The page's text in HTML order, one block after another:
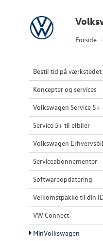
Forside
Volkswagen
Bestil tid på værkstedet
Koncepter og services
Volkswagen Service 5+
Service 5+ til elbiler
Volkswagen
Serviceabonnementer
Softwareopdatering
Velkomstpakke til din
VW Connect
MinVolkswagen